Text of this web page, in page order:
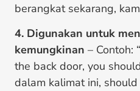
berangkat sekarang,
4. Digunakan untuk
kemungkinan – Contoh:
the back door, you
dalam kalimat ini,